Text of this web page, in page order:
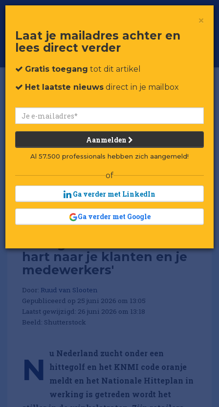
Voor professionals in retail & brands
Toggle
hart naar je klanten en je
medewerkers'
Door: Ruud van Slooten
Gepubliceerd op 25 juni 2026 om 13:05
Laatst gewijzigd: 26 juni 2026 om 13:18
Beeld: Shutterstock
N u Nederland zucht onder een
hittegolf en het KNMI code oranje
meldt en het Nationale Hitteplan in
werking is getreden wordt het
×
Laat je mailadres achter en
lees direct verder
Gratis toegang tot dit artikel
Het laatste nieuws direct in je mailbox
Aanmelden
Al 57.500 professionals hebben zich aangemeld!
of
Ga verder met LinkedIn
Ga verder met Google